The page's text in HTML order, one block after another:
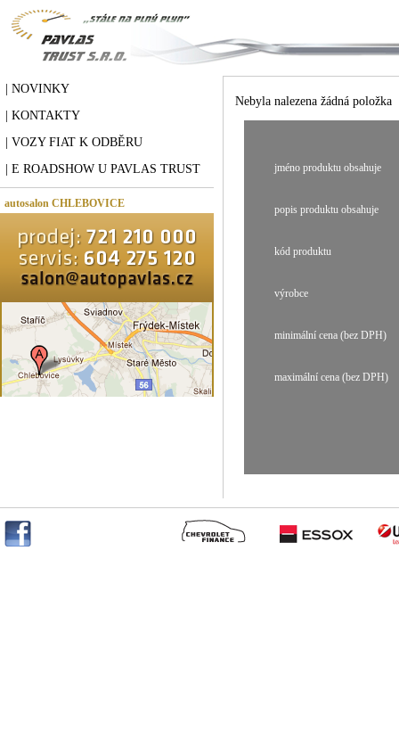
| NOVINKY
| KONTAKTY
| VOZY FIAT K ODBĚRU
| E ROADSHOW U PAVLAS TRUST
autosalon CHLEBOVICE
Nebyla nalezena žádná položka
jméno produktu obsahuje
popis produktu obsahuje
kód produktu
výrobce
minimální cena (bez DPH)
maximální cena (bez DPH)